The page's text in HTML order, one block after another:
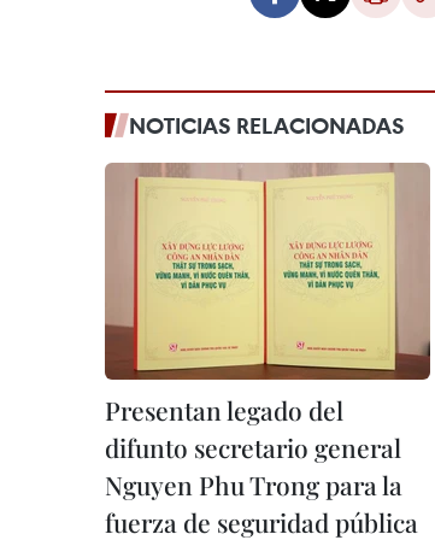
NOTICIAS RELACIONADAS
Presentan legado del
difunto secretario general
Nguyen Phu Trong para la
fuerza de seguridad pública